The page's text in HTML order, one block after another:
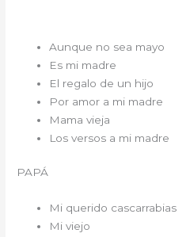
Aunque no sea mayo
Es mi madre
El regalo de un hijo
Por amor a mi madre
Mama vieja
Los versos a mi madre
PAPÁ
Mi querido cascarrabias
Mi viejo